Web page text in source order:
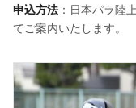
申込方法 ：日本パラ陸
てご案内いたします。